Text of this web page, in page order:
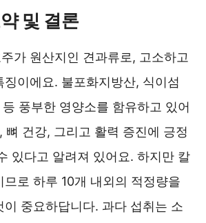
및 결론
가 원산지인 견과류로, 고소하고
징이에요. 불포화지방산, 식이섬
풍부한 영양소를 함유하고 있어
뼈 건강, 그리고 활력 증진에 긍정
있다고 알려져 있어요. 하지만 칼
므로 하루 10개 내외의 적정량을
이 중요하답니다. 과다 섭취는 소